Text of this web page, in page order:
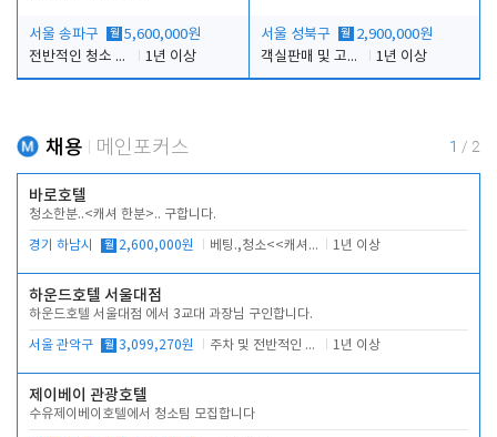
서울 송파구 월 5,600,000원
전반적인 청소 업무(객실청소.객실정리)
1년 이상
서울 성북구 월 2,900,000원
객실판매 및 고객응대
1년 이상
채용 메인포커스 1 / 2
바로호텔
청소한분..<캐셔 한분>.. 구합니다.
경기 하남시 월 2,600,000원 베팅.,청소<<캐셔 모셔봅니다. 1년 이상
하운드호텔 서울대점
하운드호텔 서울대점 에서 3교대 과장님 구인합니다.
서울 관악구 월 3,099,270원 주차 및 전반적인 당번업무 1년 이상
제이베이 관광호텔
수유제이베이호텔에서 청소팀 모집합니다